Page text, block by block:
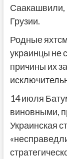
Саакашвили,
Грузии.
Родные
украинцы не
причины их
14 июля
виновными,
Украинская